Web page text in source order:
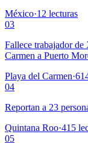
México·12 lecturas
03
Fallece trabajador de
Carmen a Puerto
Playa del Carmen·
04
Reportan a 23
Quintana Roo·415
05